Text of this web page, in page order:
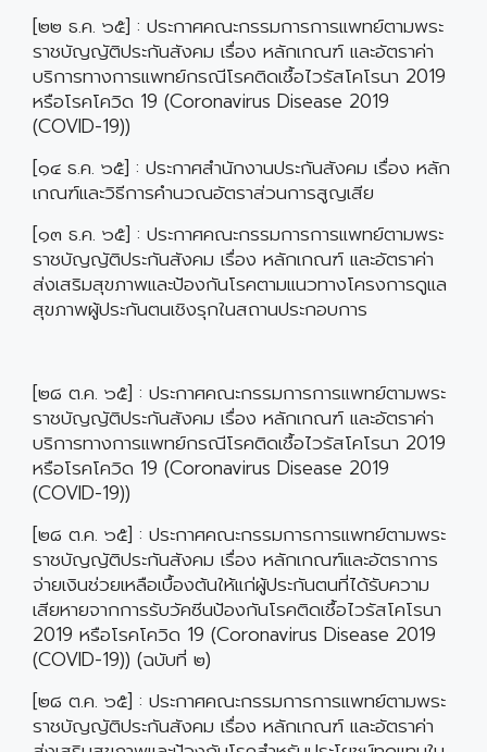
[๒๒ ธ.ค. ๖๕] : ประกาศคณะกรรมการการแพทย์ตามพระ
ราชบัญญัติประกันสังคม เรื่อง หลักเกณฑ์ และอัตราค่า
บริการทางการแพทย์กรณีโรคติดเชื้อไวรัสโคโรนา 2019
หรือโรคโควิด 19 (Coronavirus Disease 2019
(COVID-19))
[๑๔ ธ.ค. ๖๕] : ประกาศสำนักงานประกันสังคม เรื่อง หลัก
เกณฑ์และวิธีการคำนวณอัตราส่วนการสูญเสีย
[๑๓ ธ.ค. ๖๕] : ประกาศคณะกรรมการการแพทย์ตามพระ
ราชบัญญัติประกันสังคม เรื่อง หลักเกณฑ์ และอัตราค่า
ส่งเสริมสุขภาพและป้องกันโรคตามแนวทางโครงการดูแล
สุขภาพผู้ประกันตนเชิงรุกในสถานประกอบการ
[๒๘ ต.ค. ๖๕] : ประกาศคณะกรรมการการแพทย์ตามพระ
ราชบัญญัติประกันสังคม เรื่อง หลักเกณฑ์ และอัตราค่า
บริการทางการแพทย์กรณีโรคติดเชื้อไวรัสโคโรนา 2019
หรือโรคโควิด 19 (Coronavirus Disease 2019
(COVID-19))
[๒๘ ต.ค. ๖๕] : ประกาศคณะกรรมการการแพทย์ตามพระ
ราชบัญญัติประกันสังคม เรื่อง หลักเกณฑ์และอัตราการ
จ่ายเงินช่วยเหลือเบื้องต้นให้แก่ผู้ประกันตนที่ได้รับความ
เสียหายจากการรับวัคซีนป้องกันโรคติดเชื้อไวรัสโคโรนา
2019 หรือโรคโควิด 19 (Coronavirus Disease 2019
(COVID-19)) (ฉบับที่ ๒)
[๒๘ ต.ค. ๖๕] : ประกาศคณะกรรมการการแพทย์ตามพระ
ราชบัญญัติประกันสังคม เรื่อง หลักเกณฑ์ และอัตราค่า